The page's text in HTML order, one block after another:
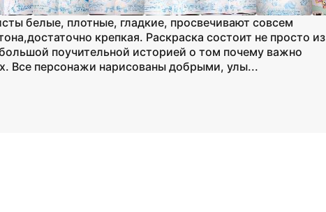
белые, плотные, гладкие, просвечивают совсем
крепкая. Раскраска состоит не просто из
поучительной историей о том почему важно
Все персонажи нарисованы добрыми, улы...